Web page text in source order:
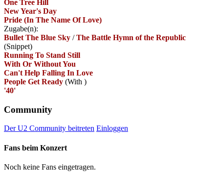
One Tree Hill
New Year's Day
Pride (In The Name Of Love)
Zugabe(n):
Bullet The Blue Sky /The Battle Hymn of the Republic
(Snippet)
Running To Stand Still
With Or Without You
Can't Help Falling In Love
People Get Ready (With )
'40'
Community
Der U2 Community beitreten Einloggen
Fans beim Konzert
Noch keine Fans eingetragen.